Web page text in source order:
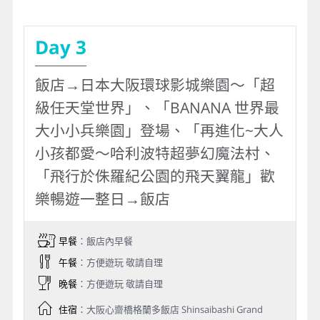
Day 3
飯店→日本大阪環球影城樂園～「超
級任天堂世界」、「BANANA 世界最
大小小兵樂園」登場、「再進化~大人
小孩都愛～哈利波特超夢幻魔法村、
「飛行於侏羅紀公園的飛天翼龍」歡
樂暢遊一整日→飯店
早餐：飯店內早餐
午餐：方便遊玩 敬請自理
晚餐：方便遊玩 敬請自理
住宿：大阪心齋橋格蘭多飯店 Shinsaibashi Grand